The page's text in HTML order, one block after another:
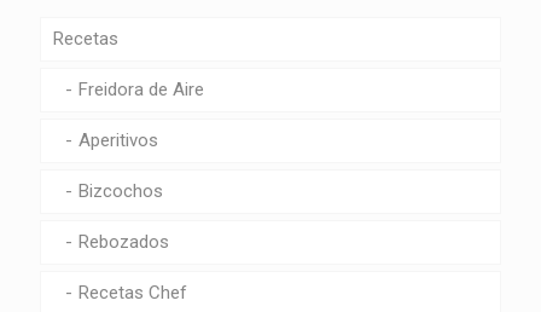
Recetas
Freidora de Aire
Aperitivos
Bizcochos
Rebozados
Recetas Chef